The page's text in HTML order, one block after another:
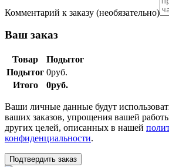
Комментарий к заказу (необязательно)
Ваш заказ
Товар
Подытог
Подытог 0руб.
Итого
0руб.
Ваши личные данные будут
ваших заказов, упрощения вашей
других целей, описанных в нашей
конфиденциальности.
Подтвердить заказ